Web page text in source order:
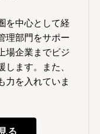
を中心として経
理部門をサポー
場企業までビジ
ます。また、
力を入れていま
る